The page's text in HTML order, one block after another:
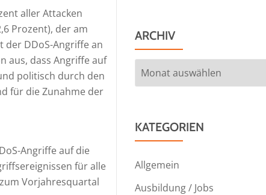
aller Attacken
Prozent), der am
DDoS-Angriffe an
aus, dass Angriffe auf
politisch durch den
für die Zunahme der
Angriffe auf die
für alle
Vorjahresquartal
ARCHIV
Archiv
KATEGORIEN
Allgemein
Ausbildung / Jobs